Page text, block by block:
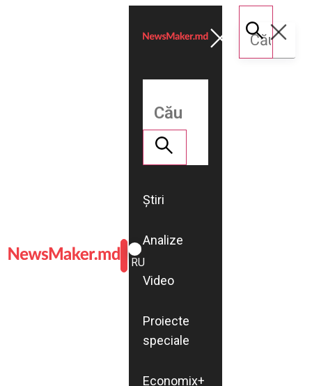
ROMÂNĂ
RU
Știri
Analize
Video
Proiecte
speciale
Economix+